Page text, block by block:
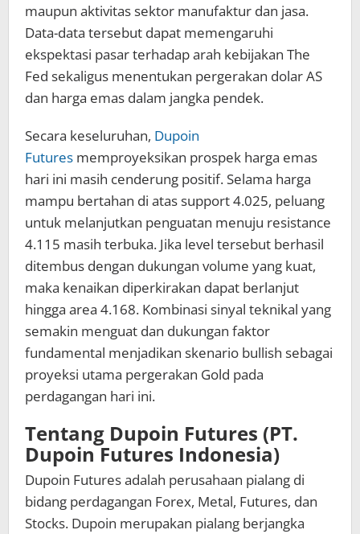
maupun aktivitas sektor manufaktur dan jasa.
Data-data tersebut dapat memengaruhi
ekspektasi pasar terhadap arah kebijakan The
Fed sekaligus menentukan pergerakan dolar AS
dan harga emas dalam jangka pendek.
Secara keseluruhan, Dupoin
Futures memproyeksikan prospek harga emas
hari ini masih cenderung positif. Selama harga
mampu bertahan di atas support 4.025, peluang
untuk melanjutkan penguatan menuju resistance
4.115 masih terbuka. Jika level tersebut berhasil
ditembus dengan dukungan volume yang kuat,
maka kenaikan diperkirakan dapat berlanjut
hingga area 4.168. Kombinasi sinyal teknikal yang
semakin menguat dan dukungan faktor
fundamental menjadikan skenario bullish sebagai
proyeksi utama pergerakan Gold pada
perdagangan hari ini.
Tentang Dupoin Futures (PT.
Dupoin Futures Indonesia)
Dupoin Futures adalah perusahaan pialang di
bidang perdagangan Forex, Metal, Futures, dan
Stocks. Dupoin merupakan pialang berjangka